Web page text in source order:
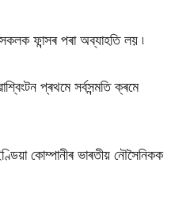
ফান্সৰ পৰা অব্যাহতি লয় ৷
প্ৰথমে সৰ্বসন্মতি ক্ৰমে
কোম্পানীৰ ভাৰতীয় নৌসৈনিকক